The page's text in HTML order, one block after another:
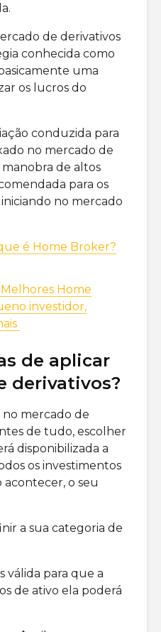
de derivativos
conhecida como
uma
os lucros do
conduzida para
no mercado de
de altos
para os
no mercado
é Home Broker?
Home
investidor,
de aplicar
derivativos?
no mercado de
de tudo, escolher
disponibilizada a
os investimentos
acontecer, o seu
a sua categoria de
válida para que a
de ativo ela poderá